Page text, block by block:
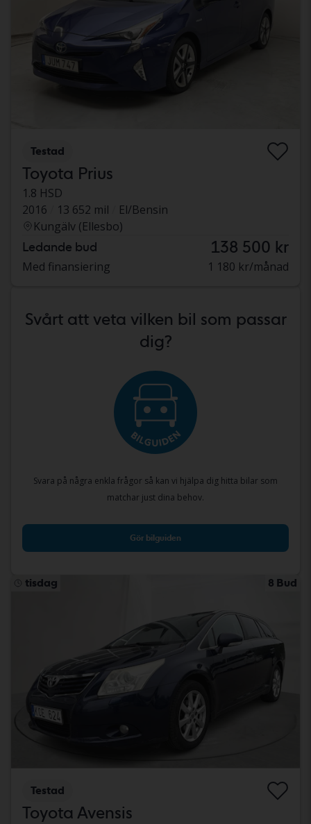
Testad
Toyota Prius
1.8 HSD
2016
13 652 mil
El/Bensin
Kungälv (Ellesbo)
Ledande bud 138 500 kr
Med finansiering 1 180 kr/månad
Svårt att veta vilken bil som passar
dig?
Svara på några enkla frågor så kan vi hjälpa dig hitta bilar som
matchar just dina behov.
Gör bilguiden
tisdag 8 Bud
Testad
Toyota Avensis